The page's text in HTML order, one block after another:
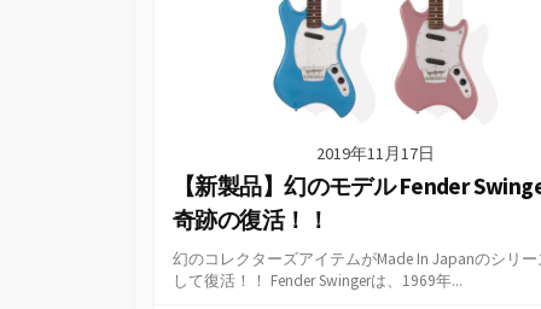
2019年11月17日
【新製品】幻のモデル Fender
奇跡の復活！！
幻のコレクターズアイテムがMade In Japanのシリー
して復活！！ Fender Swingerは、1969年...